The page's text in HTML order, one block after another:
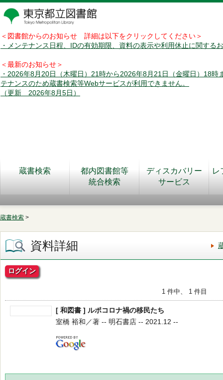
＜図書館からのお知らせ 詳細は以下をクリックしてください＞
・メンテナンス日程、IDの有効期限、資料の表示や利用休止に関する
＜最新のお知らせ＞
・2026年8月20日（木曜日）21時から2026年8月21日（金曜日）18時
テナンスのため蔵書検索等Webサービスが利用できません。
（更新 2026年8月5日）
蔵書検索
都内図書館等
統合検索
ディスカバリー
サービス
レ
蔵書検索 >
資料詳細
ログイン
1 件中、 1 件目
[ 和図書 ] ルポコロナ禍の移民たち
室橋 裕和／著 -- 明石書店 -- 2021.12 --